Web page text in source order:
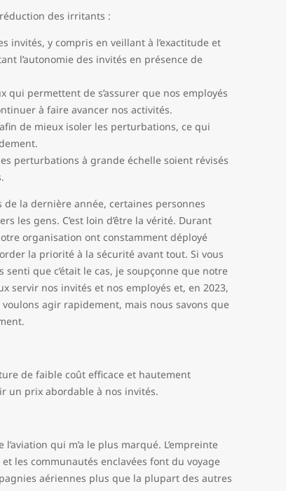
réduction des irritants :
invités, y compris en veillant à l’exactitude et
l’autonomie des invités en présence de
qui permettent de s’assurer que nos employés
à faire avancer nos activités.
de mieux isoler les perturbations, ce qui
perturbations à grande échelle soient révisés
la dernière année, certaines personnes
les gens. C’est loin d’être la vérité. Durant
organisation ont constamment déployé
la priorité à la sécurité avant tout. Si vous
senti que c’était le cas, je soupçonne que notre
servir nos invités et nos employés et, en 2023,
agir rapidement, mais nous savons que
de faible coût efficace et hautement
un prix abordable à nos invités.
qui m’a le plus marqué. L’empreinte
les communautés enclavées font du voyage
aériennes plus que la plupart des autres